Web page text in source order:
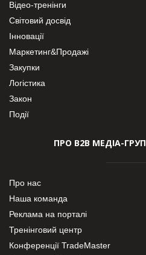
Відео-тренінги
Світовий досвід
Інновації
Маркетинг&Продажі
Закупки
Логістика
Закон
Події
ПРО В2В МЕДІА-
Про нас
Наша команда
Реклама на порталі
Тренінговий центр
Конференції TradeMaster